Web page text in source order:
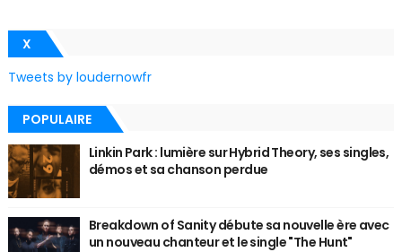
X
Tweets by loudernowfr
POPULAIRE
Linkin Park : lumière sur Hybrid Theory, ses singles,
démos et sa chanson perdue
Breakdown of Sanity débute sa nouvelle ère avec
un nouveau chanteur et le single "The Hunt"